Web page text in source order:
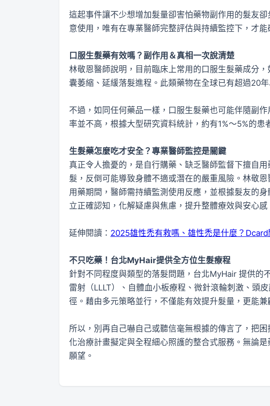
這起事件讓不少想增加髮量卻害怕藥物副作用的髮友
意使用，唯有在專業醫師完整評估與持續監控下，才
口服生髮藥有效嗎？副作用＆真相一次說清楚
林敬恩醫師說明，目前臨床上常用的口服生髮藥成分
囊萎縮、延緩落髮進程。此類藥物在全球已有超過20
不過，如同任何藥品一樣，口服生髮藥也可能伴隨副
率並不高，根據大型研究資料統計，約有1%～5%的
生髮藥怎麼吃才安全？專業醫師監控是關鍵
真正令人擔憂的，是自行購藥、缺乏醫師監督下擅自
髮，反倒可能導致身體不適或潛在的嚴重風險。林敬
用藥期間，醫師需持續監測使用反應，並根據髮友的
立正確認知，化解疑慮與焦慮，提升整體療效與安心感
延伸閱讀： 2025雄性禿有救嗎、雄性禿是什麼？
不只吃藥！台北MyHair提供全方位生髮療程
針對不同程度與類型的落髮問題，台北MyHair 提供的
雷射（LLLT）、自體血小板療程、微針滾輪刺激、頭
徑。藉由多元策略並行，不僅能有效提升髮量，更能
所以，別再自己嚇自己或聽信毫無根據的傳言了，把
化治療計畫擬定與全程細心照護的整合式服務。無論
願望。